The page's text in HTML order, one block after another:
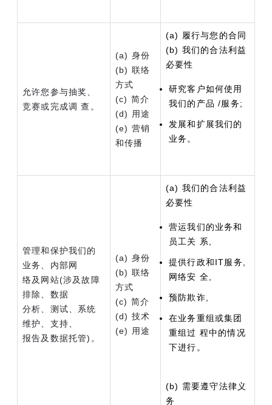
允许您参与抽奖、
竞赛或完成调 查。
(a) 身份
(b) 联络
方式
(c) 简介
(d) 用途
(e) 营销
和传播
(a) 履行与您的合同
(b) 我们的合法利益
必要性
研究客户如何使用
我们的产品 /服务;
发展和扩展我们的
业务。
管理和保护我们的
业务、内部网
络及网站(涉及故障
排除、数据
分析、测试、系统
维护、支持、
报告及数据托管)。
(a) 身份
(b) 联络
方式
(c) 简介
(d) 技术
(e) 用途
(a) 我们的合法利益
必要性
营运我们的业务和
员工关 系,
提供行政和IT服务,
网络安 全,
预防欺诈,
在业务重组或集团
重组过 程中的情况
下进行。
(b) 需要遵守法律义
务